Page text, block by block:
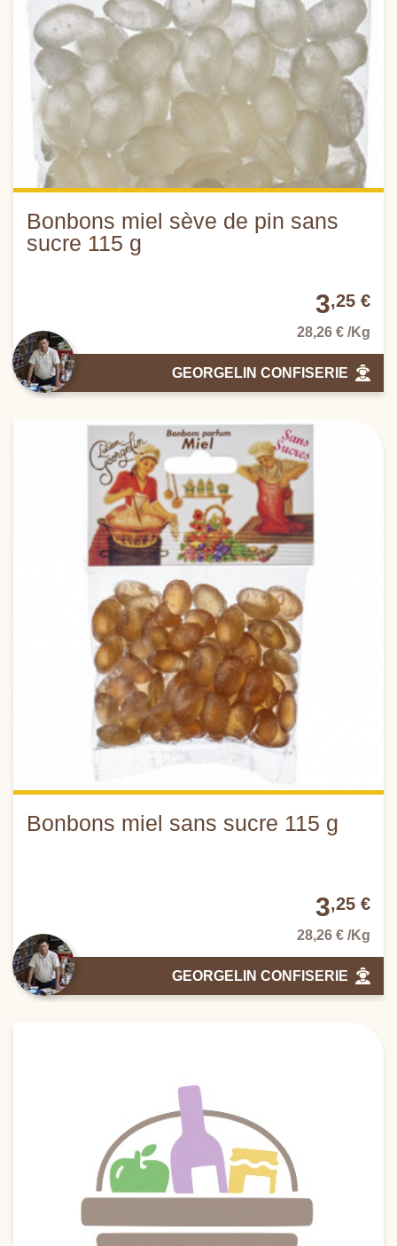
Bonbons miel sève de pin sans
sucre 115 g
3,25 €
28,26 € /Kg
GEORGELIN CONFISERIE
Bonbons miel sans sucre 115 g
3,25 €
28,26 € /Kg
GEORGELIN CONFISERIE